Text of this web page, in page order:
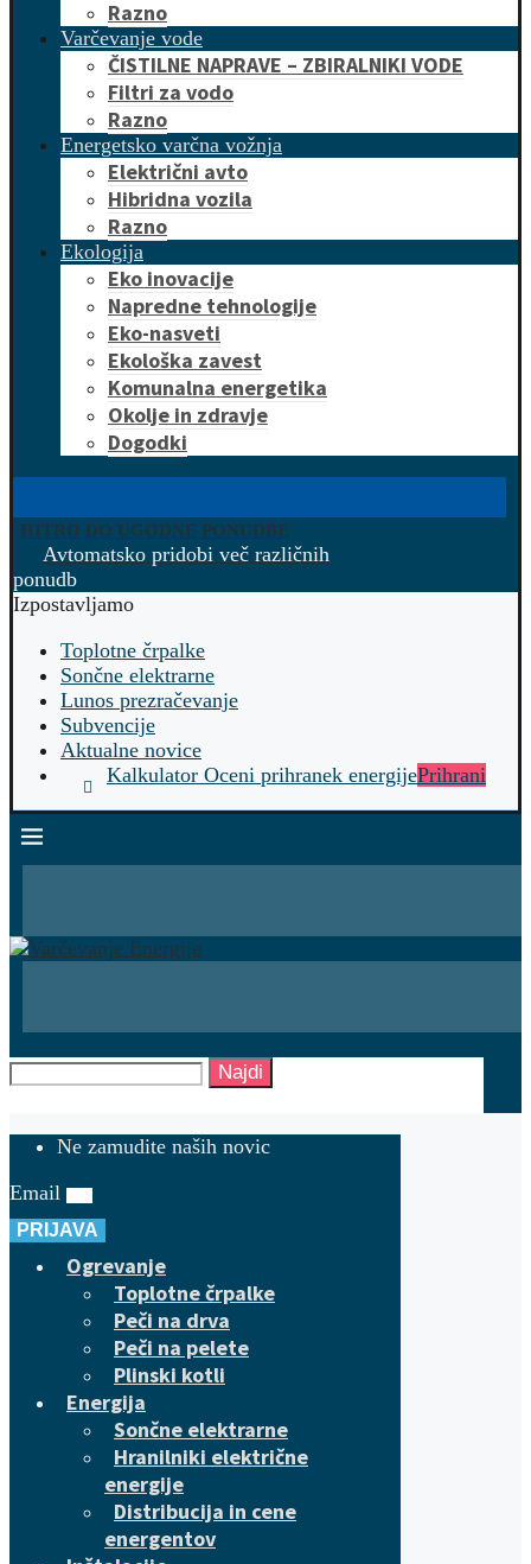
Razno
Varčevanje vode
ČISTILNE NAPRAVE – ZBIRALNIKI VODE
Filtri za vodo
Razno
Energetsko varčna vožnja
Električni avto
Hibridna vozila
Razno
Ekologija
Eko inovacije
Napredne tehnologije
Eko-nasveti
Ekološka zavest
Komunalna energetika
Okolje in zdravje
Dogodki
HITRO DO UGODNE PONUDBE
Avtomatsko pridobi več različnih
ponudb
Izpostavljamo
Toplotne črpalke
Sončne elektrarne
Lunos prezračevanje
Subvencije
Aktualne novice
Kalkulator Oceni prihranek energijePrihrani
Najdi
Ne zamudite naših novic
Email
PRIJAVA
Ogrevanje
Toplotne črpalke
Peči na drva
Peči na pelete
Plinski kotli
Energija
Sončne elektrarne
Hranilniki električne
energije
Distribucija in cene
energentov